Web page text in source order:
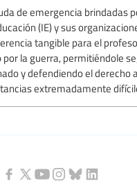
de emergencia brindadas
(IE) y sus
tangible para el
la guerra, permitiéndole
y defendiendo el derecho
extremadamente